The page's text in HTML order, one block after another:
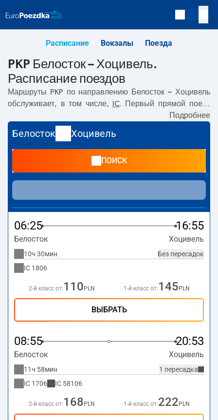
Расписание Вокзалы Поезда
PKP Белосток – Хоцивель.
Расписание поездов
Маршруты PKP по направлению Белосток – Хоцивель
обслуживает, в том числе,
IC. Первый прямой поезд
с вокзала PKP Белосток.
Последний поезд до Хоцивель отправляется в 12:46.
Самое быстрое путешествие предлагает прямой поезд
RYBAK
. Поездка на нём занимает10:30
. По маршруту
также курсируют другие поезда:
предлагают более низкую цену билета и, как правило,
более долгое время в пути. Поезд заканчивает маршрут
на станции Хоцивель.
Подробнее
Белосток Хоцивель
ПОИСК
06:25 16:55
Белосток Хоцивель
Без пересадок
10ч 30мин
IC 1806
2-й класс от: 110 PLN 1-й класс от: 145 PLN
ВЫБРАТЬ
08:55 20:53
Белосток Хоцивель
1 пересадка
11ч 58мин
IC 1706 IC 58106
2-й класс от: 168 PLN 1-й класс от:222 PLN